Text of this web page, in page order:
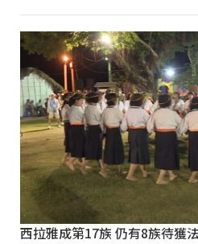
西拉雅成第17族 仍有8族待獲